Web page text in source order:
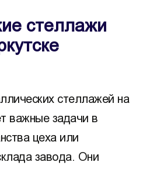
стеллажи
стеллажей на
важные задачи в
цеха или
завода. Они